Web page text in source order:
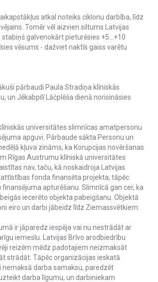
atkal noteiks ciklonu darbība, līdz
Tomēr vēl aizvien siltums Latvijas
galvenokārt pieturēsies +5...+10
vēsums - dažviet naktīs gaiss varētu
pārbaudi Paula Stradiņa klīniskās
un Jēkabpilī Lāčplēša dienā norisināsies
universitātes slimnīcas amatpersonu
apguvi. Pārbaude sākta Personu un
kļuva zināms, ka Korupcijas novēršanas
Rīgas Austrumu klīniskā universitātes
nav, taču, kā noskaidroja Latvijas
fonda finansēta projekta, tāpēc
apturēšanu. Slimnīcā gan cer, ka
iecerēto objekta pabeigšanu. Objektā
eiro un darbi jābeidz līdz Ziemassvētkiem.
ir jāparedz iespēja vai nu nestrādāt ar
iemeslu. Latvijas Brīvo arodbiedrību
reizēm mēdz padotajiem neizmaksāt
strādāt. Tāpēc organizācijas ieskatā
darba samaksu, paredzēt
darba līgumu, un darbiniekam